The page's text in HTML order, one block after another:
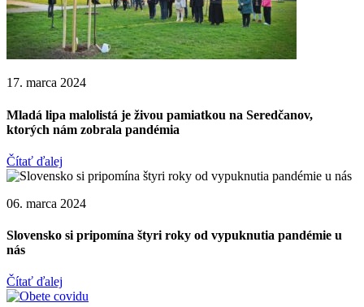
17. marca 2024
Mladá lipa malolistá je živou pamiatkou na Seredčanov,
ktorých nám zobrala pandémia
Čítať ďalej
06. marca 2024
Slovensko si pripomína štyri roky od vypuknutia pandémie u
nás
Čítať ďalej